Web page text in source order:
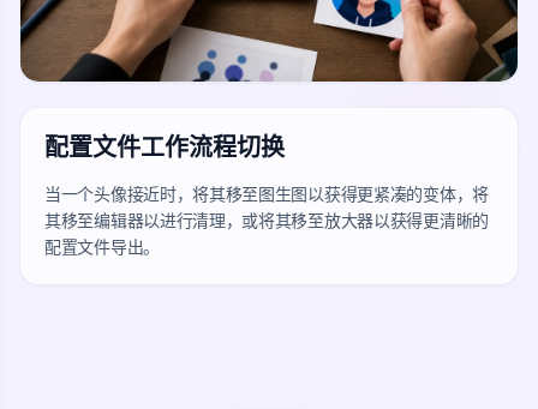
配置文件工作流程切换
当一个头像接近时，将其移至图生图以获得更紧凑的变体，将
其移至编辑器以进行清理，或将其移至放大器以获得更清晰的
配置文件导出。